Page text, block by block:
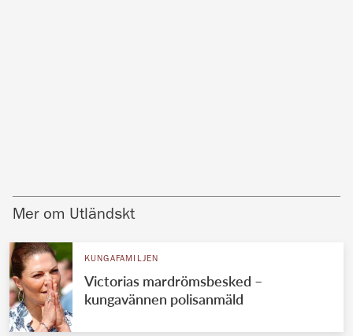
Mer om Utländskt
KUNGAFAMILJEN
Victorias mardrömsbesked –
kungavännen polisanmäld